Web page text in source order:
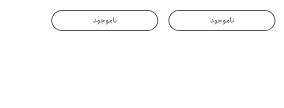
ناموجود ناموجود